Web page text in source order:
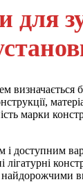
для
визначається
марки
доступним
лігатурні
найдорожчими